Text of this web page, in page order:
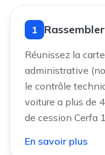
1
Réunissez la
administrative
le contrôle
voiture a plus de
de cession Cerfa
En savoir plus